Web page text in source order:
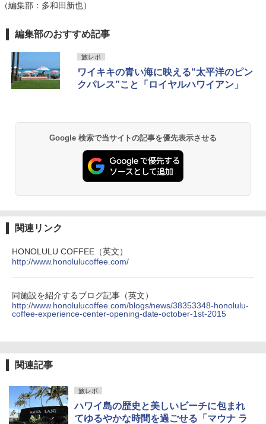
DEWEL パラソル 大型 ビーチ アウトドアパ
ラソル ガーデン サイトシート付 折りたたみ
防水 UVカット 4段階高さ調整 軽量 収納袋付
き
￥6,459
コンパクト 保冷力長持ち
￥2,980
熊撃退スプレー 熊よけスプレー 熊スプレー
防災用品 長期保存可能 緊急時用 日本国内発
送
Across やわらか保冷剤 日本製 固まらない 1
着替えテント トイレテント 透けない【換気
通気窓付き】収納袋付き UVカット 防水 防災
コンパクト iimono117 (ブルー)
（編集部：多和田新也）
編集部のおすすめ記事
旅レポ
ワイキキの青い海に映える“太平洋のピン
クパレス”こと「ロイヤルハワイアン」
Google 検索で当サイトの記事を優先表示させる
関連リンク
HONOLULU COFFEE（英文）
http://www.honolulucoffee.com/
同施設を紹介するブログ記事（英文）
http://www.honolulucoffee.com/blogs/news/38353348-honolulu-
coffee-experience-center-opening-date-october-1st-2015
関連記事
旅レポ
ハワイ島の歴史と美しいビーチに包まれ
てゆるやかな時間を過ごせる「マウナ ラ